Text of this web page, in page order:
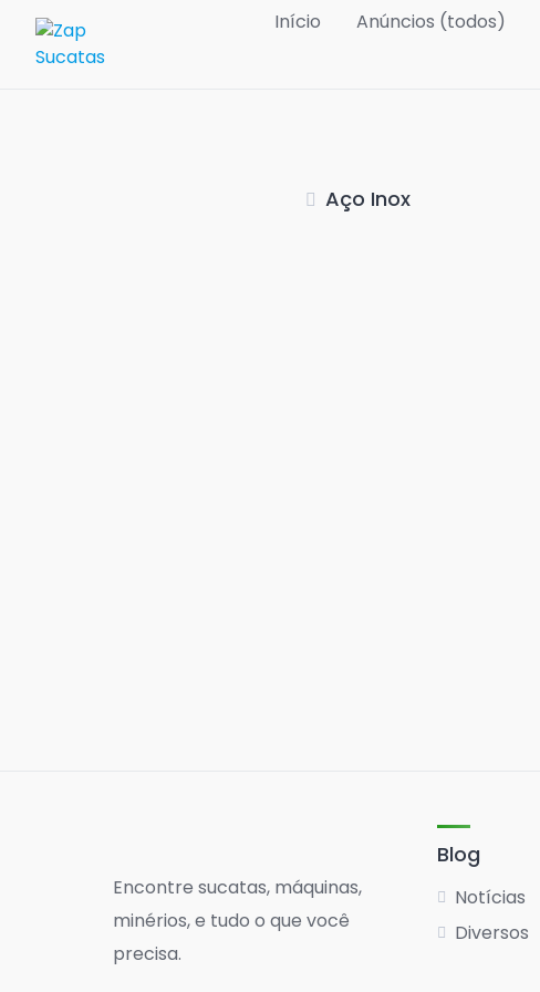
content
Início Anúncios (todos)
Aço Inox
Encontre sucatas, máquinas,
minérios, e tudo o que você
precisa.
Blog
Notícias
Diversos